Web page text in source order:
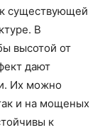
к существующей
В
высотой от
дают
Их можно
и на мощеных
к